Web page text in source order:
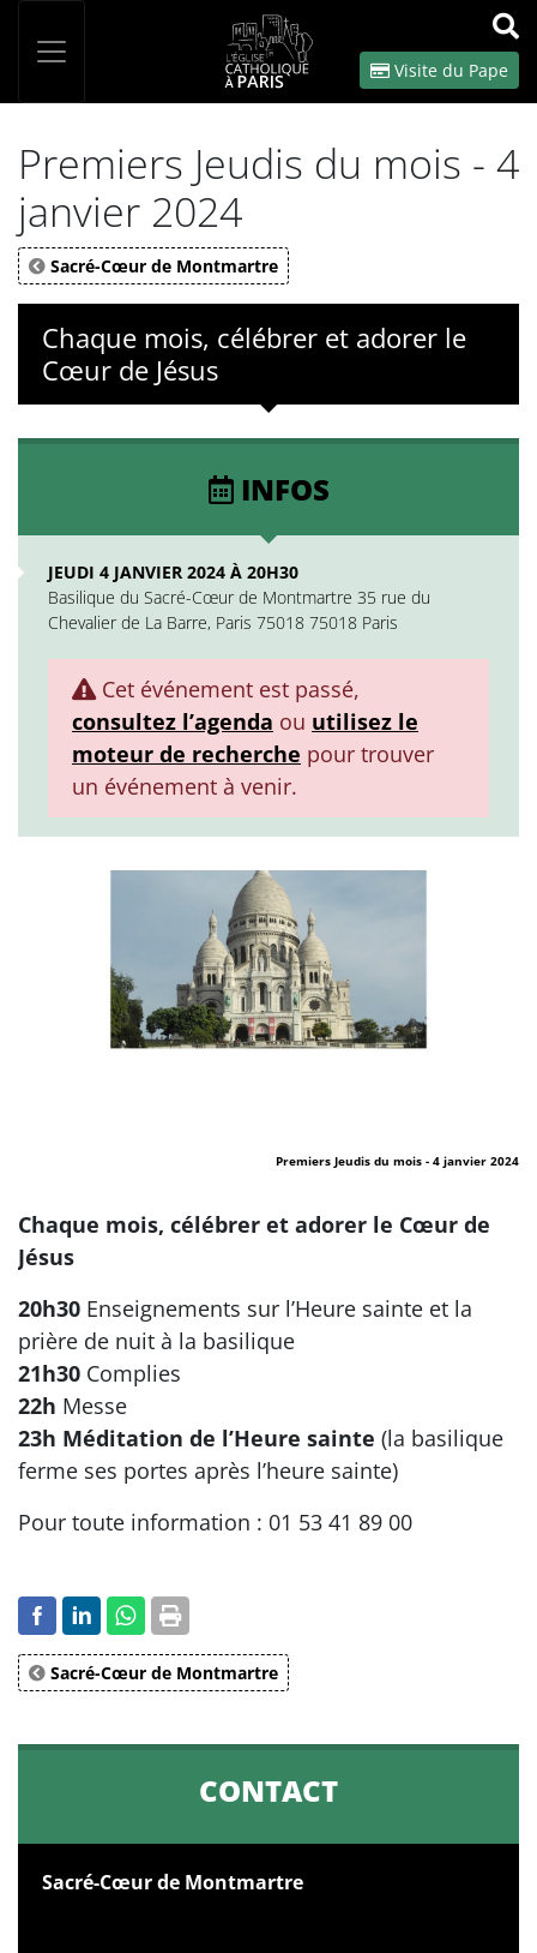
OK
Visite du Pape
Premiers Jeudis du mois - 4
janvier 2024
Sacré-Cœur de Montmartre
Chaque mois, célébrer et adorer le
Cœur de Jésus
INFOS
JEUDI 4 JANVIER 2024 À 20H30
Basilique du Sacré-Cœur de Montmartre 35 rue du
Chevalier de La Barre, Paris 75018 75018 Paris
Cet événement est passé,
consultez l’agenda ou utilisez le
moteur de recherche pour trouver
un événement à venir.
Premiers Jeudis du mois - 4 janvier 2024
Chaque mois, célébrer et adorer le Cœur de
Jésus
20h30 Enseignements sur l’Heure sainte et la
prière de nuit à la basilique
21h30 Complies
22h Messe
23h Méditation de l’Heure sainte (la basilique
ferme ses portes après l’heure sainte)
Pour toute information : 01 53 41 89 00
Sacré-Cœur de Montmartre
CONTACT
Sacré-Cœur de Montmartre
Panneau de gestion des cookies